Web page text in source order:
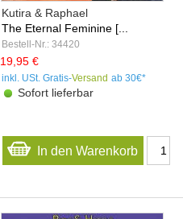
Kutira & Raphael
The Eternal Feminine [...
Bestell-Nr.: 34420
19,95 €
inkl. USt. Gratis-Versand ab 30€*
Sofort lieferbar
In den Warenkorb